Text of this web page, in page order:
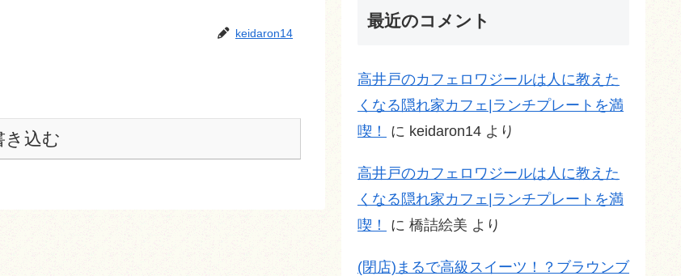
keidaron14
き込む
最近のコメント
高井戸のカフェロワジールは人に教えた
くなる隠れ家カフェ|ランチプレートを満
喫！
に keidaron14 より
高井戸のカフェロワジールは人に教えた
くなる隠れ家カフェ|ランチプレートを満
喫！
に 橋詰絵美 より
(閉店)まるで高級スイーツ！？ブラウンブ